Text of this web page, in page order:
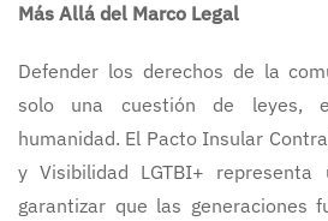
Más Allá del Marco Legal
Defender los derechos de la
solo una cuestión de leyes,
humanidad. El Pacto Insular
y Visibilidad LGTBI+
garantizar que las generaciones